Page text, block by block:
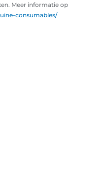
Meer informatie op
consumables/